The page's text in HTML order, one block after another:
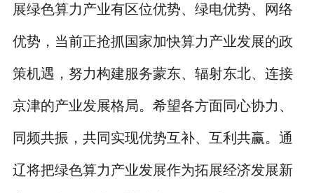
展绿色算力产业有区位优势、绿电优势、网络
优势，当前正抢抓国家加快算力产业发展的政
策机遇，努力构建服务蒙东、辐射东北、连接
京津的产业发展格局。希望各方面同心协力、
同频共振，共同实现优势互补、互利共赢。通
辽将把绿色算力产业发展作为拓展经济发展新